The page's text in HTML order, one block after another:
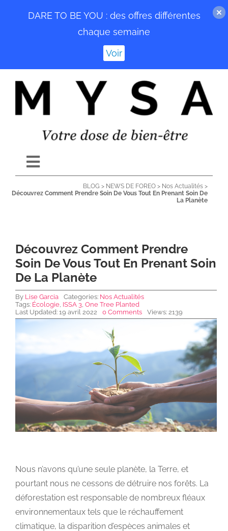
contenu
Toggle
Navigation
ACCUEIL
NEWS DE FOREO
SKINCARE
BEAUTÉ
À PROPOS
CONTACT
BLOG > NEWS DE FOREO > Nos Actualités >
Découvrez Comment Prendre Soin De Vous Tout En Prenant Soin De
La Planète
Découvrez Comment Prendre
Soin De Vous Tout En Prenant Soin
De La Planète
By Lise Garcia Categories: Nos Actualités
Tags: Écologie ISSA 3 One Tree Planted
Last Updated: 19 avril 2022
0 Comments Views: 2139
Nous n’avons qu’une seule planète, la Terre, et
pourtant nous ne cessons de détruire nos forêts. La
déforestation est responsable de nombreux fléaux
environnementaux tels que le réchauffement
climatique, la disparition d’espèces animales et
DARE TO BE YOU : des offres différentes
chaque semaine
Voir